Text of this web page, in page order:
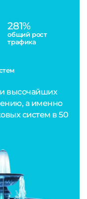
281%
общий рост
трафика
высочайших
а именно
систем в 50